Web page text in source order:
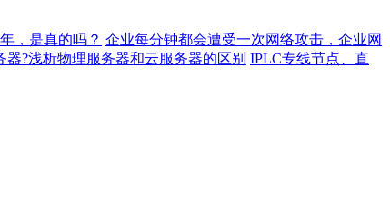
，是真的吗？ 企业每分钟都会遭受一次网络攻击，企业网
?浅析物理服务器和云服务器的区别 IPLC专线节点、直